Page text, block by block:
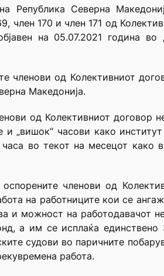
Северна
член 170 и член 171 од
на 05.07.2021 година
членoви од Колективниот
Македонија.
од Колективниот договор
„вишок“ часови како
часа во текот на месецот
членови од
на работниците кои се
и можност на работодавачот
а им се исплаќа
судови во паричните
работа.